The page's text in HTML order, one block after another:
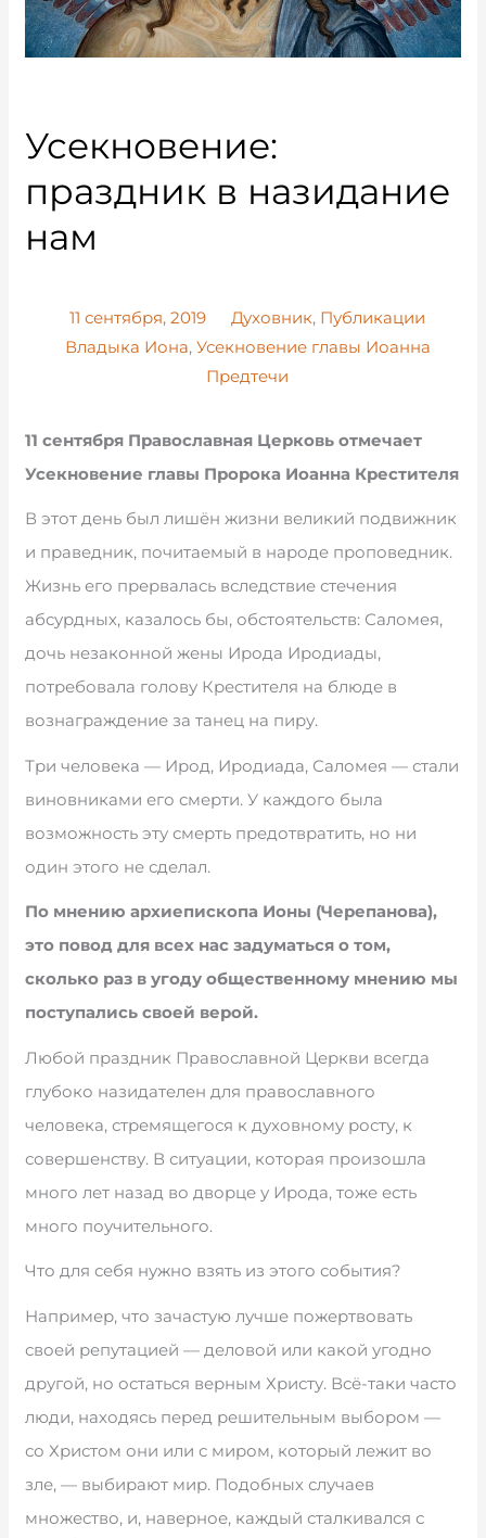
Усекновение:
праздник в назидание
нам
11 сентября, 2019 Духовник, Публикации
Владыка Иона, Усекновение главы Иоанна
Предтечи
11 сентября Православная Церковь отмечает
Усекновение главы Пророка Иоанна Крестителя
В этот день был лишён жизни великий подвижник
и праведник, почитаемый в народе проповедник.
Жизнь его прервалась вследствие стечения
абсурдных, казалось бы, обстоятельств: Саломея,
дочь незаконной жены Ирода Иродиады,
потребовала голову Крестителя на блюде в
вознаграждение за танец на пиру.
Три человека — Ирод, Иродиада, Саломея — стали
виновниками его смерти. У каждого была
возможность эту смерть предотвратить, но ни
один этого не сделал.
По мнению архиепископа Ионы (Черепанова),
это повод для всех нас задуматься о том,
сколько раз в угоду общественному мнению мы
поступались своей верой.
Любой праздник Православной Церкви всегда
глубоко назидателен для православного
человека, стремящегося к духовному росту, к
совершенству. В ситуации, которая произошла
много лет назад во дворце у Ирода, тоже есть
много поучительного.
Что для себя нужно взять из этого события?
Например, что зачастую лучше пожертвовать
своей репутацией — деловой или какой угодно
другой, но остаться верным Христу. Всё-таки часто
люди, находясь перед решительным выбором —
со Христом они или с миром, который лежит во
зле, — выбирают мир. Подобных случаев
множество, и, наверное, каждый сталкивался с